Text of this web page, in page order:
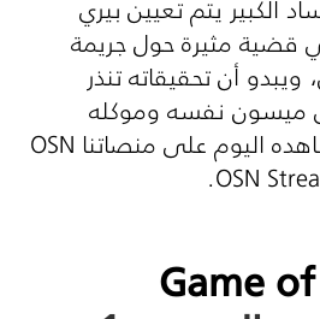
مثيرة حول جريمة
أن تحقيقاته تنذر
ميسون نفسه وموكله
اليوم على منصاتنا OSN
OSN
.
Game